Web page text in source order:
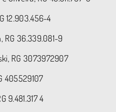
12.903.456-4
RG 36.339.081-9
RG 3073972907
405529107
9.481.317 4